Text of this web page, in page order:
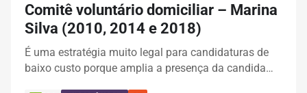
Comitê voluntário domiciliar – Marina
Silva (2010, 2014 e 2018)
É uma estratégia muito legal para candidaturas de
baixo custo porque amplia a presença da candida…